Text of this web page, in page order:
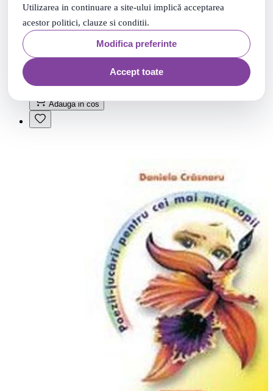
Utilizarea in continuare a site-ului implică acceptarea
acestor politici, clauze si conditii.
Modifica preferinte
Accept toate
Poezii - Zorica Latcu-Teodosia
21 Lei
Adauga in cos